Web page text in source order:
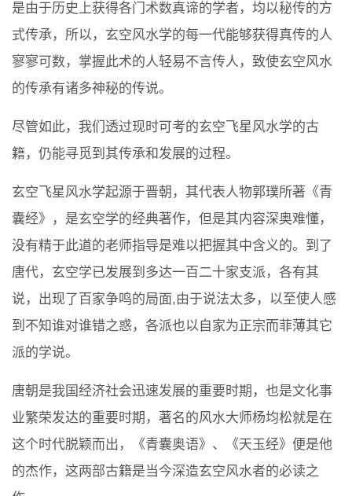
是由于历史上获得各门术数真谛的学者，均以秘传的方
式传承，所以，玄空风水学的每一代能够获得真传的人
寥寥可数，掌握此术的人轻易不言传人，致使玄空风水
的传承有诸多神秘的传说。
尽管如此，我们透过现时可考的玄空飞星风水学的古
籍，仍能寻觅到其传承和发展的过程。
玄空飞星风水学起源于晋朝，其代表人物郭璞所著《青
囊经》，是玄空学的经典著作，但是其内容深奥难懂，
没有精于此道的老师指导是难以把握其中含义的。到了
唐代，玄空学已发展到多达一百二十家支派，各有其
说，出现了百家争鸣的局面,由于说法太多，以至使人感
到不知谁对谁错之惑，各派也以自家为正宗而菲薄其它
派的学说。
唐朝是我国经济社会迅速发展的重要时期，也是文化事
业繁荣发达的重要时期，著名的风水大师杨均松就是在
这个时代脱颖而出，《青囊奥语》、《天玉经》便是他
的杰作，这两部古籍是当今深造玄空风水者的必读之